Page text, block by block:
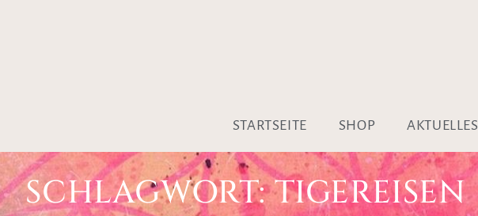
STARTSEITE SHOP AKTUELLES
SCHLAGWORT: TIGEREISEN